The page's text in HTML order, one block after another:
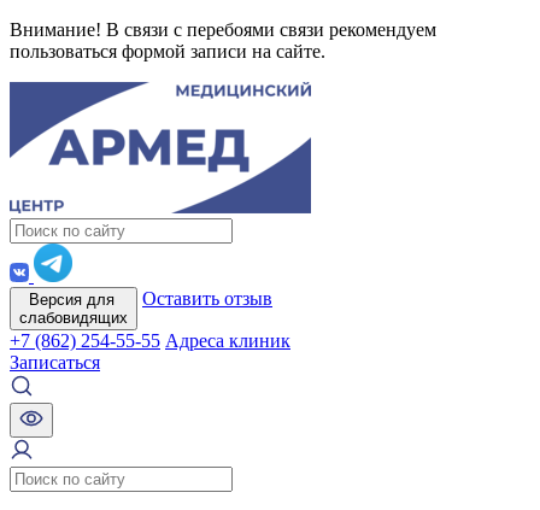
Внимание! В связи с перебоями связи рекомендуем
пользоваться формой записи на сайте.
Версия для
слабовидящих
Оставить отзыв
+7 (862) 254-55-55 Адреса клиник
Записаться